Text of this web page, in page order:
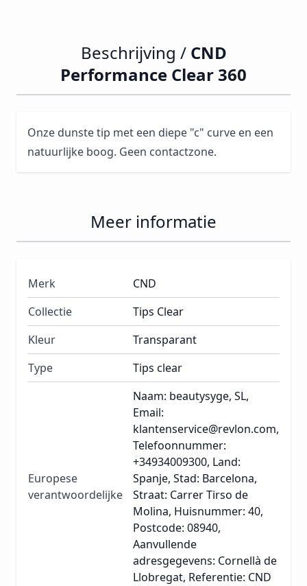
Beschrijving / CND
Performance Clear 360
Onze dunste tip met een diepe "c" curve en een
natuurlijke boog. Geen contactzone.
Meer informatie
Merk
CND
Collectie
Tips Clear
Kleur
Transparant
Type
Tips clear
Europese
verantwoordelijke
Naam: beautysyge, SL,
Email:
klantenservice@revlon.com,
Telefoonnummer:
+34934009300, Land:
Spanje, Stad: Barcelona,
Straat: Carrer Tirso de
Molina, Huisnummer: 40,
Postcode: 08940,
Aanvullende
adresgegevens: Cornellà de
Llobregat, Referentie: CND